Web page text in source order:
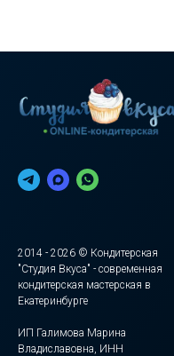
2014 - 2026 © Кондитерская
"Студия Вкуса" - современная
кондитерская мастерская в
Екатеринбурге
ИП Галимова Марина
Владиславовна, ИНН